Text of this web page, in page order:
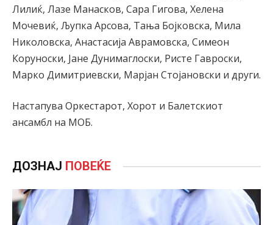
Лилиќ, Лазе Манасков, Сара Гигова, Хелена
Мочевиќ, Љупка Арсова, Тања Бојковска, Мила
Николовска, Анастасија Аврамовска, Симеон
Коруноски, Јане Дунимаглоски, Ристе Гавроски,
Марко Димитриевски, Марјан Стојановски и други.
Настапува Оркестарот, Хорот и Балетскиот
ансамбл на МОБ.
ДОЗНАЈ ПОВЕЌЕ